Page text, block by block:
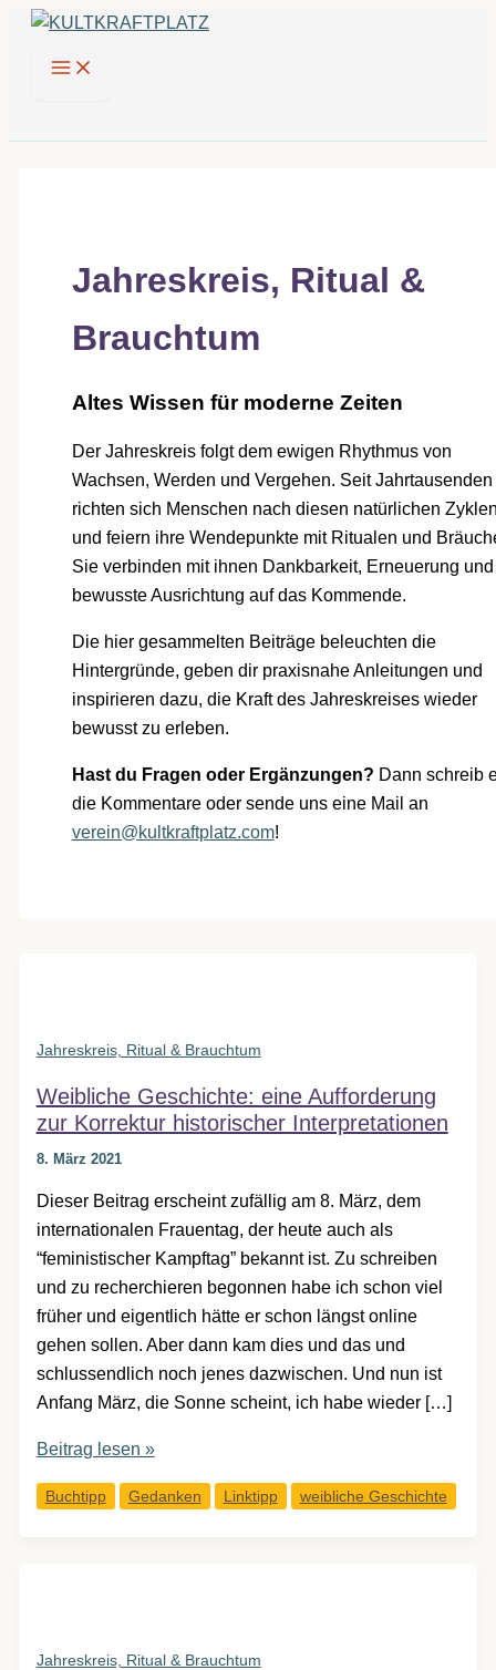
Zum
springen
Jahreskreis, Ritual &
Brauchtum
Altes Wissen für moderne Zeiten
Der Jahreskreis folgt dem ewigen Rhythmus von
Wachsen, Werden und Vergehen. Seit Jahrtausenden
richten sich Menschen nach diesen natürlichen
und feiern ihre Wendepunkte mit Ritualen und
Sie verbinden mit ihnen Dankbarkeit, Erneuerung
bewusste Ausrichtung auf das Kommende.
Die hier gesammelten Beiträge beleuchten die
Hintergründe, geben dir praxisnahe Anleitungen und
inspirieren dazu, die Kraft des Jahreskreises wieder
bewusst zu erleben.
Hast du Fragen oder Ergänzungen? Dann schreib
die Kommentare oder sende uns eine Mail an
verein@kultkraftplatz.com!
Jahreskreis, Ritual & Brauchtum
Weibliche Geschichte: eine Aufforderung
zur Korrektur historischer Interpretationen
8. März 2021
Dieser Beitrag erscheint zufällig am 8. März, dem
internationalen Frauentag, der heute auch als
“feministischer Kampftag” bekannt ist. Zu schreiben
und zu recherchieren begonnen habe ich schon viel
früher und eigentlich hätte er schon längst online
gehen sollen. Aber dann kam dies und das und
schlussendlich noch jenes dazwischen. Und nun ist
Anfang März, die Sonne scheint, ich habe wieder […]
Weibliche
eine
Beitrag lesen »
Buchtipp Gedanken Linktipp weibliche Geschichte
Jahreskreis, Ritual & Brauchtum